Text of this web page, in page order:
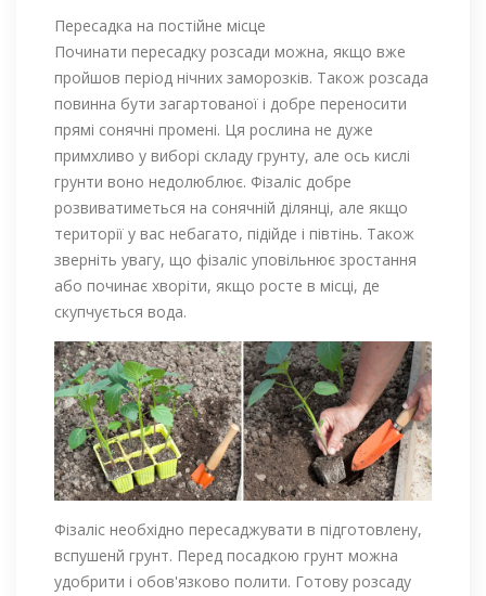
Пересадка на постійне місце
Починати пересадку розсади можна, якщо вже
пройшов період нічних заморозків. Також розсада
повинна бути загартованої і добре переносити
прямі сонячні промені. Ця рослина не дуже
примхливо у виборі складу грунту, але ось кислі
грунти воно недолюблює. Фізаліс добре
розвиватиметься на сонячній ділянці, але якщо
території у вас небагато, підійде і півтінь. Також
зверніть увагу, що фізаліс уповільнює зростання
або починає хворіти, якщо росте в місці, де
скупчується вода.
Фізаліс необхідно пересаджувати в підготовлену,
вспушенй грунт. Перед посадкою грунт можна
удобрити і обов'язково полити. Готову розсаду